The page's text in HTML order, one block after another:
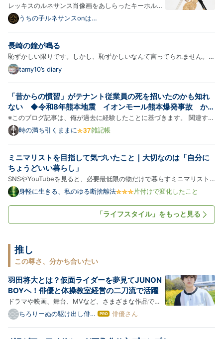
レッキスのルネサンス肖像画をあしらったキーホルダ
ーが新登場！以下、商品の詳細をご紹介します。 うさ
PLAのキーホルダーです。ルネサンス装飾をまとった
うさぎの…
うちの子ルネサンスonは
長崎の鐘が鳴る
恥ずかしい限りです。しかし、恥ずかしいなんて言ってられません。情
報が、錯綜して本当のことは誰もわからない。いろんな方法があるのだ
tamy10’s diary
「昔からの慣習」がテナント従業員の死を招いたのかも知れ
ない ◆令和8年熊本地震 イオンモール熊本爆発事故 から
見えること
※このブログ記事は、俺が過去に経験したことに基づきます。 関連する
会社名・店舗名等を一部「伏せ字」にて掲載しておりますが、営業等の
時の満ち引くままに 雑記帳
ミニマリストを目指して気づいたこと｜大切なのは「自分に
ちょうどいい暮らし」
SNSやYouTubeを見ると、必要最低限の物だけで暮らすミニマリスト
を目にすることがあります。 部屋にはほとんど物がなく、すっきりと
してみよう。」 と思ったのが、断捨離を始めたきっかけの一つでし…
身軽に生きる、私のゆる断捨離法 片付けで変化したこと
「ライフスタイル」をもっと見る
推し
この尊さ、分かち合いたい
羽田将大とは？仮面ライダーを夢見てJUNON
BOYへ！俳優と体操教室経営の二刀流で活躍
ドラマや映画、舞台、MVなど、さまざまな作品で活
躍している俳優・羽田将大（はねだ しょうた）さん。
ちろりーぬの駆け出し俳優 は
俳優さん